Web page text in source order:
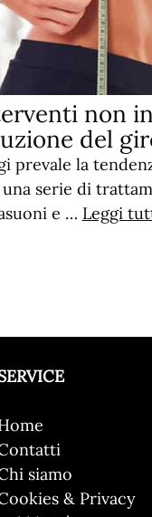
non
del
prevale la
serie di
e … Leggi
siamo
& Privacy